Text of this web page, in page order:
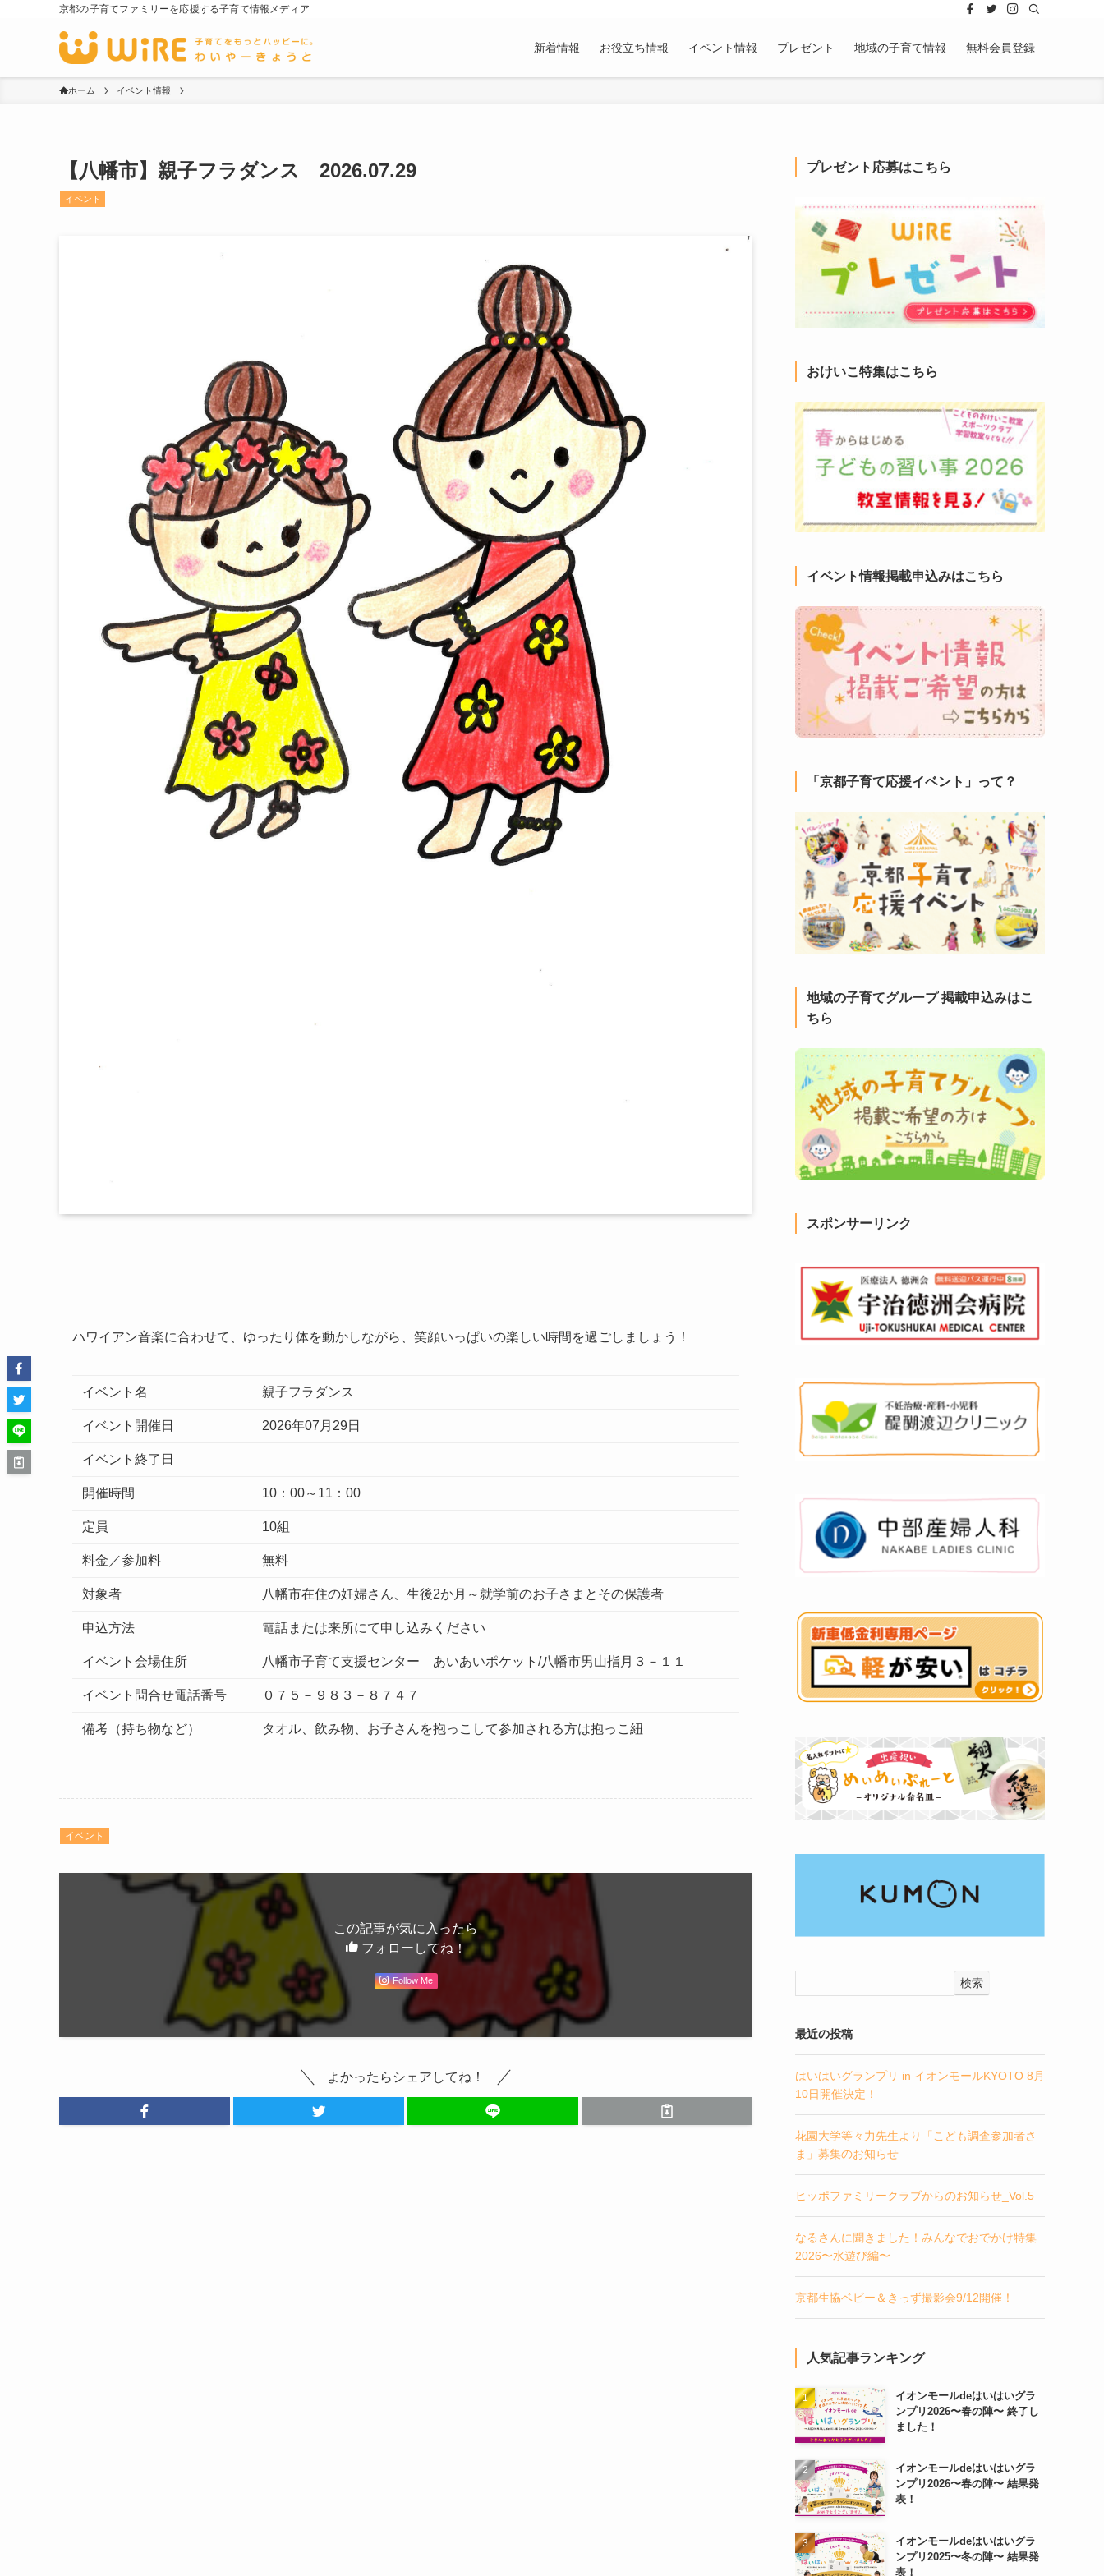
京都の子育てファミリーを応援する子育て情報メディア
新着情報 お役立ち情報 イベント情報 プレゼント 地域の子育て情報 無料会員登録
ホーム イベント情報
【八幡市】親子フラダンス 2026.07.29
イベント
ハワイアン音楽に合わせて、ゆったり体を動かしながら、笑顔いっぱいの楽しい時間を過ごしましょう！
イベント名 親子フラダンス
イベント開催日 2026年07月29日
イベント終了日
開催時間 10：00～11：00
定員 10組
料金／参加料 無料
対象者 八幡市在住の妊婦さん、生後2か月～就学前のお子さまとその保護者
申込方法 電話または来所にて申し込みください
イベント会場住所 八幡市子育て支援センター あいあいポケット/八幡市男山指月３－１１
イベント問合せ電話番号 ０７５－９８３－８７４７
備考（持ち物など） タオル、飲み物、お子さんを抱っこして参加される方は抱っこ紐
イベント
この記事が気に入ったら
フォローしてね！
Follow Me
よかったらシェアしてね！
プレゼント応募はこちら
おけいこ特集はこちら
イベント情報掲載申込みはこちら
「京都子育て応援イベント」って？
地域の子育てグループ 掲載申込みはこ
ちら
スポンサーリンク
検索
最近の投稿
はいはいグランプリ in イオンモールKYOTO 8月
10日開催決定！
花園大学等々力先生より「こども調査参加者さ
ま」募集のお知らせ
ヒッポファミリークラブからのお知らせ_Vol.5
なるさんに聞きました！みんなでおでかけ特集
2026〜水遊び編〜
京都生協ベビー＆きっず撮影会9/12開催！
人気記事ランキング
イオンモールdeはいはいグラ
ンプリ2026〜春の陣〜 終了し
ました！
イオンモールdeはいはいグラ
ンプリ2026〜春の陣〜 結果発
表！
イオンモールdeはいはいグラ
ンプリ2025〜冬の陣〜 結果発
表！